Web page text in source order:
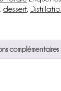
dessert
complémentaires